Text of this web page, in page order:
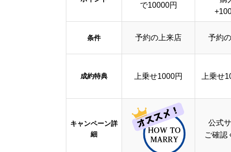
で10000円
条件 予約の上来店 予約
成約特典 上乗せ1000円 上乗せ
キャンペーン詳
細
公式
ご確認